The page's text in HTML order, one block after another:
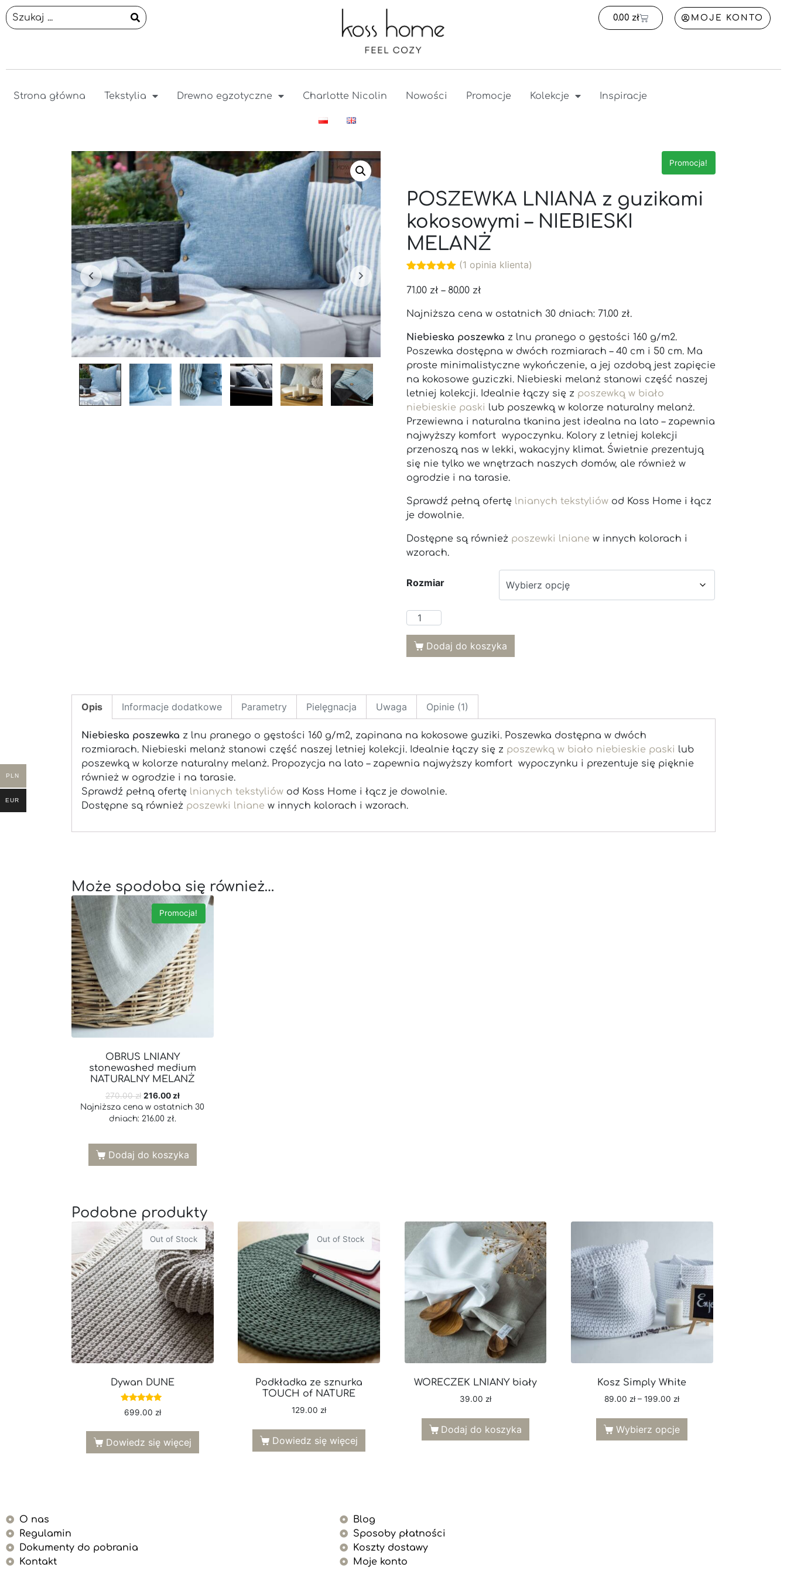
0.00 zł MOJE KONTO
Strona główna Tekstylia Drewno egzotyczne Charlotte Nicolin Nowości Promocje Kolekcje Inspiracje
Promocja!
POSZEWKA LNIANA z guzikami
kokosowymi – NIEBIESKI
MELANŻ
5.00na 5
oceny
(1 opinia klienta)
71.00 zł – 80.00 zł
Najniższa cena w ostatnich 30 dniach: 71.00 zł.
Niebieska poszewka z lnu pranego o gęstości 160 g/m2.
Poszewka dostępna w dwóch rozmiarach – 40 cm i 50 cm. Ma
proste minimalistyczne wykończenie, a jej ozdobą jest zapięcie
na kokosowe guziczki. Niebieski melanż stanowi część naszej
letniej kolekcji. Idealnie łączy się z poszewką w biało
niebieskie paski lub poszewką w kolorze naturalny melanż.
Przewiewna i naturalna tkanina jest idealna na lato – zapewnia
najwyższy komfort wypoczynku. Kolory z letniej kolekcji
przenoszą nas w lekki, wakacyjny klimat. Świetnie prezentują
się nie tylko we wnętrzach naszych domów, ale również w
ogrodzie i na tarasie.
Sprawdź pełną ofertę lnianych tekstyliów od Koss Home i łącz
je dowolnie.
Dostępne są również poszewki lniane w innych kolorach i
wzorach.
Rozmiar
Dodaj do koszyka
Opis Informacje dodatkowe Parametry Pielęgnacja Uwaga Opinie (1)
Niebieska poszewka z lnu pranego o gęstości 160 g/m2, zapinana na kokosowe guziki. Poszewka dostępna w dwóch
rozmiarach. Niebieski melanż stanowi część naszej letniej kolekcji. Idealnie łączy się z poszewką w biało niebieskie paski lub
poszewką w kolorze naturalny melanż. Propozycja na lato – zapewnia najwyższy komfort wypoczynku i prezentuje się pięknie
również w ogrodzie i na tarasie.
Sprawdź pełną ofertę lnianych tekstyliów od Koss Home i łącz je dowolnie.
Dostępne są również poszewki lniane w innych kolorach i wzorach.
Może spodoba się również…
Promocja!
OBRUS LNIANY
stonewashed medium
NATURALNY MELANŻ
270.00zł 216.00 zł
Najniższa cena w ostatnich 30
dniach: 216.00 zł.
Dodaj do koszyka
Podobne produkty
Out of Stock
Dywan DUNE
Oceniono
5.00
699.00 zł
Dowiedz się więcej
Out of Stock
Podkładka ze sznurka
TOUCH of NATURE
129.00 zł
Dowiedz się więcej
WORECZEK LNIANY biały
39.00 zł
Dodaj do koszyka
Kosz Simply White
89.00 zł – 199.00 zł
Wybierz opcje
O nas
Regulamin
Dokumenty do pobrania
Kontakt
Blog
Sposoby płatności
Koszty dostawy
Moje konto
PLN
EUR